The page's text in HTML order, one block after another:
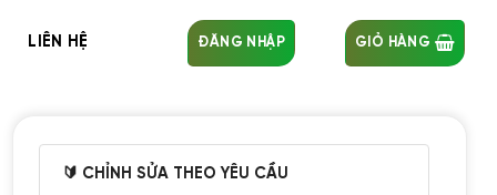
LIÊN HỆ ĐĂNG NHẬP GIỎ HÀNG
🔰 CHỈNH SỬA THEO YÊU CẦU